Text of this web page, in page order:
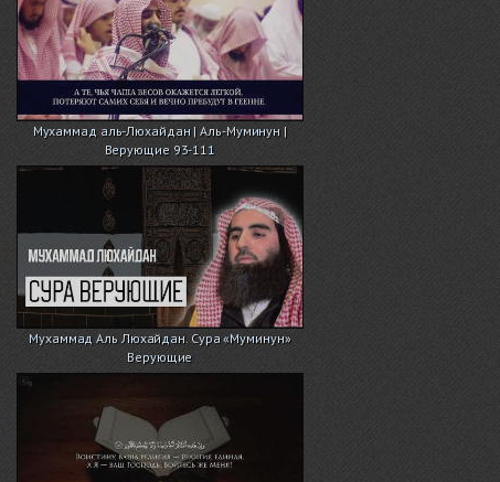
Мухаммад аль-Люхайдан | Аль-Муминун |
Верующие 93-111
Мухаммад Аль Люхайдан. Сура «Муминун»
Верующие